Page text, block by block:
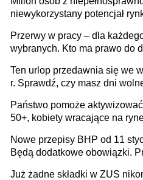
Ustaw
niewykorzystany potencjał
dofinansowań czy refundacji,
stronie systemu i świadomości
pracodawców [WYWIAD]
Przerwy w pracy – dla
wybranych. Kto ma prawo do
Ten urlop przedawnia się we
r. Sprawdź, czy masz dni
Państwo pomoże
50+, kobiety wracające na
osoby neuroatypowe.
na rzecz Inkluzywności w
Nowe przepisy BHP od 11
Będą dodatkowe obowiązki.
Już żadne składki w ZUS